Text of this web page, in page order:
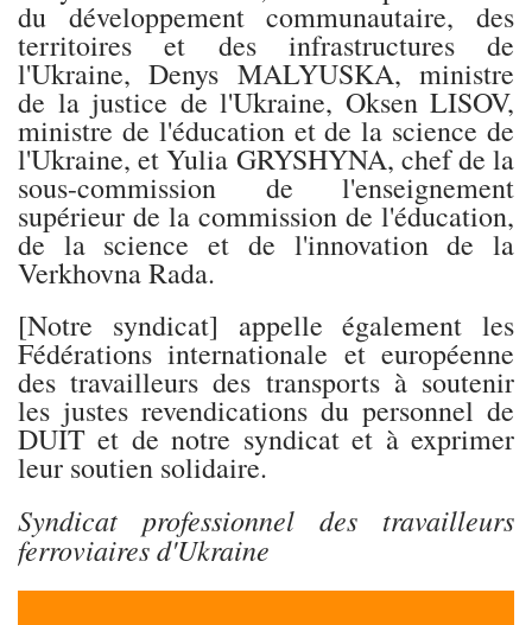
du développement communautaire, des
territoires et des infrastructures de
l'Ukraine, Denys MALYUSKA, ministre
de la justice de l'Ukraine, Oksen LISOV,
ministre de l'éducation et de la science de
l'Ukraine, et Yulia GRYSHYNA, chef de la
sous-commission de l'enseignement
supérieur de la commission de l'éducation,
de la science et de l'innovation de la
Verkhovna Rada.
[Notre syndicat] appelle également les
Fédérations internationale et européenne
des travailleurs des transports à soutenir
les justes revendications du personnel de
DUIT et de notre syndicat et à exprimer
leur soutien solidaire.
Syndicat professionnel des travailleurs
ferroviaires d'Ukraine